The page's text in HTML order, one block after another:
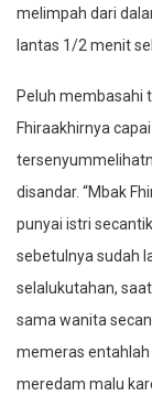
melimpah dari
lantas 1/2 menit
Peluh membasahi
Fhiraakhirnya
disandar. “Mbak
punyai istri
sebetulnya sudah
selalukutahan,
sama wanita
memeras
meredam malu